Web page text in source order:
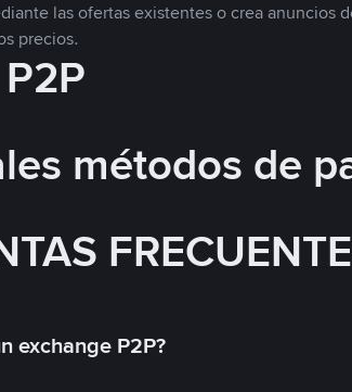
las ofertas existentes o crea anuncios
precios.
métodos de
exchange P2P?